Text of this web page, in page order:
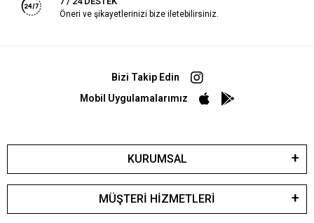
Öneri ve şikayetlerinizi bize iletebilirsiniz.
Bizi Takip Edin
Mobil Uygulamalarımız
KURUMSAL
MÜŞTERİ HİZMETLERİ